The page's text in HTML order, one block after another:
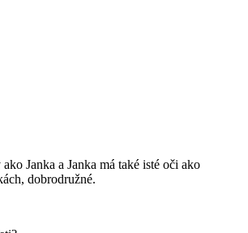
Janka a Janka má také isté oči ako
dobrodružné.